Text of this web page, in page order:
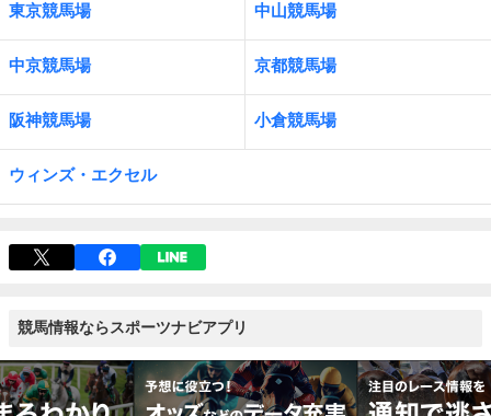
東京競馬場 中山競馬場
中京競馬場 京都競馬場
阪神競馬場 小倉競馬場
ウィンズ・エクセル
競馬情報ならスポーツナビアプリ